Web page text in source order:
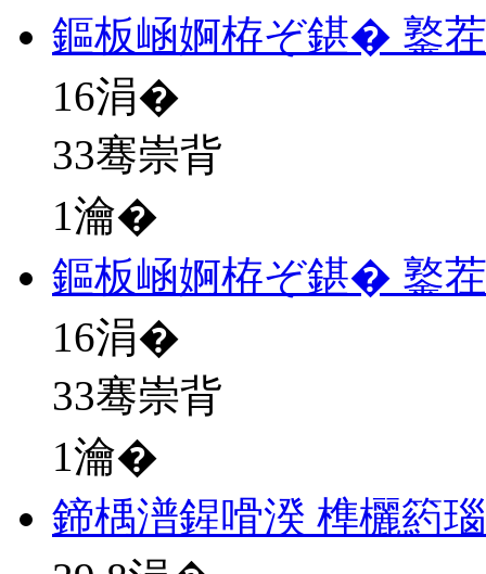
鏂板崡婀栫ぞ鍖� 鐜
16涓�
33骞崇背
1瀹�
鏂板崡婀栫ぞ鍖� 鐜
16涓�
33骞崇背
1瀹�
鍗楀潽鍟嗗湀 榫欐箹